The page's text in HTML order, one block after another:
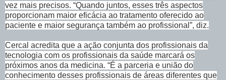
vez mais precisos. “Quando juntos, esses três aspectos
proporcionam maior eficácia ao tratamento oferecido ao
paciente e maior segurança também ao profissional”, diz.
Cercal acredita que a ação conjunta dos profissionais da
tecnologia com os profissionais da saúde marcará os
próximos anos da medicina. “É a parceria e união do
conhecimento desses profissionais de áreas diferentes que